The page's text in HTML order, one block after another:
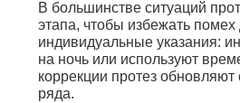
В большинстве ситуаций
этапа, чтобы избежать помех
индивидуальные указания:
на ночь или используют
коррекции протез
ряда.